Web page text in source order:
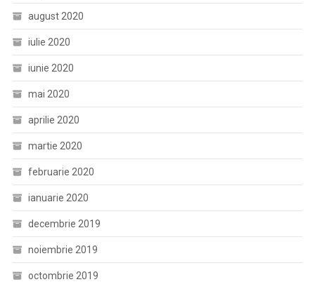
august 2020
iulie 2020
iunie 2020
mai 2020
aprilie 2020
martie 2020
februarie 2020
ianuarie 2020
decembrie 2019
noiembrie 2019
octombrie 2019